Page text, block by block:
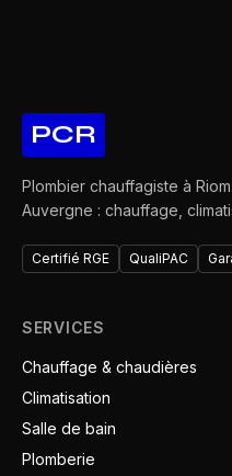
PCR
Plombier chauffagiste à
Auvergne : chauffage,
Certifié RGE QualiPAC
SERVICES
Chauffage & chaudières
Climatisation
Salle de bain
Plomberie